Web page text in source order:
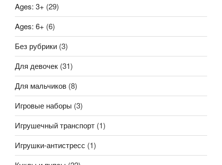
Ages: 3+ (29)
Ages: 6+ (6)
Без рубрики (3)
Для девочек (31)
Для мальчиков (8)
Игровые наборы (3)
Игрушечный транспорт (1)
Игрушки-антистресс (1)